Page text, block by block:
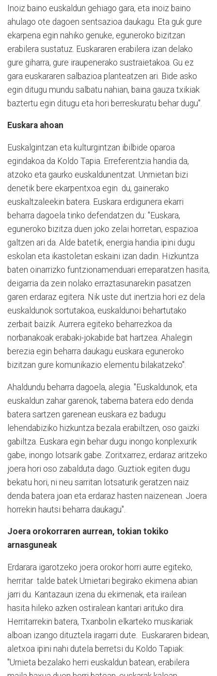
Inoiz baino euskaldun gehiago gara, eta inoiz baino
ahulago ote dagoen sentsazioa daukagu. Eta guk gure
ekarpena egin nahiko genuke, eguneroko bizitzan
erabilera sustatuz. Euskararen erabilera izan delako
gure giharra, gure iraupenerako sustraietakoa. Gu ez
gara euskararen salbazioa planteatzen ari. Bide asko
egin ditugu mundu salbatu nahian, baina gauza txikiak
baztertu egin ditugu eta hori berreskuratu behar dugu".
Euskara ahoan
Euskalgintzan eta kulturgintzan ibilbide oparoa
egindakoa da Koldo Tapia. Erreferentzia handia da,
atzoko eta gaurko euskaldunentzat. Unrnietan bizi
denetik bere ekarpentxoa egin du, gainerako
euskaltzaleekin batera. Euskara erdigunera ekarri
beharra dagoela tinko defendatzen du: "Euskara,
eguneroko bizitza duen joko zelai horretan, espazioa
galtzen ari da. Alde batetik, energia handia ipini dugu
eskolan eta ikastoletan eskaini izan dadin. Hizkuntza
baten oinarrizko funtzionamenduari erreparatzen hasita,
deigarria da zein nolako erraztasunarekin pasatzen
garen erdaraz egitera. Nik uste dut inertzia hori ez dela
euskaldunok sortutakoa, euskaldunoi behartutako
zerbait baizik. Aurrera egiteko beharrezkoa da
norbanakoak erabaki-jokabide bat hartzea. Ahalegin
berezia egin beharra daukagu euskara eguneroko
bizitzan gure komunikazio elementu bilakatzeko".
Ahaldundu beharra dagoela, alegia. "Euskaldunok, eta
euskaldun zahar garenok, taberna batera edo denda
batera sartzen garenean euskara ez badugu
lehendabiziko hizkuntza bezala erabiltzen, oso gaizki
gabiltza. Euskara egin behar dugu inongo konplexurik
gabe, inongo lotsarik gabe. Zoritxarrez, erdaraz aritzeko
joera hori oso zabalduta dago. Guztiok egiten dugu
bekatu hori, ni neu sarritan lotsaturik geratzen naiz
denda batera joan eta erdaraz hasten naizenean. Joera
horrekin hautsi beharra daukagu".
Joera orokorraren aurrean, tokian tokiko
arnasguneak
Erdarara igarotzeko joera orokor horri aurre egiteko,
herritar talde batek Urnietari begirako ekimena abian
jarri du. Kantazaun izena du ekimenak, eta irailean
hasita hileko azken ostiralean kantari arituko dira.
Herritarrekin batera, Txanbolin elkarteko musikariak
alboan izango dituztela iragarri dute. Euskararen bidean,
aletxoa ipini nahi dutela berretsi du Koldo Tapiak:
"Urnieta bezalako herri euskaldun batean, erabilera